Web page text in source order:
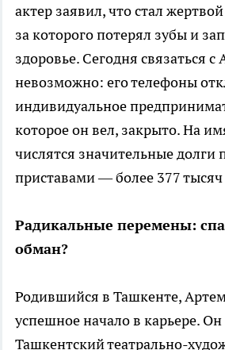
актер заявил, что стал
за которого потерял зубы и
здоровье. Сегодня связаться
невозможно: его телефоны
индивидуальное
которое он вел, закрыто. На
числятся значительные долги
приставами — более 377 тысяч
Радикальные перемены:
обман?
Родившийся в Ташкенте,
успешное начало в карьере.
Ташкентский театрально-